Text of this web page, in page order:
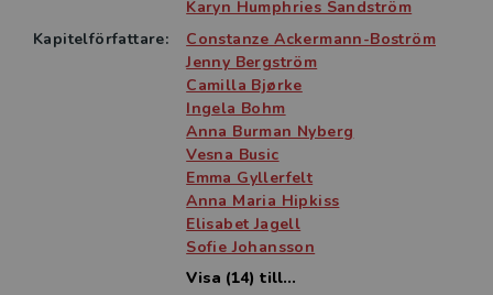
lärarutbildare och skolledare.Karyn Humphries Sandström
Kapitelförfattare:
Constanze Ackermann-Boström
Jenny Bergström
Camilla Bjørke
Ingela Bohm
Anna Burman Nyberg
Vesna Busic
Emma Gyllerfelt
Anna Maria Hipkiss
Elisabet Jagell
Sofie Johansson
Visa (14) till...